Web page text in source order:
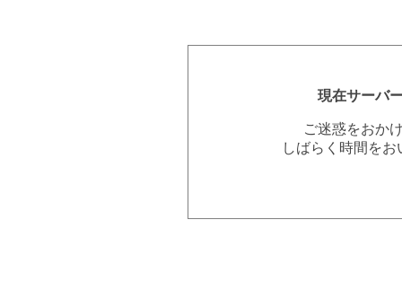
現在サーバ
ご迷惑をおか
しばらく時間を